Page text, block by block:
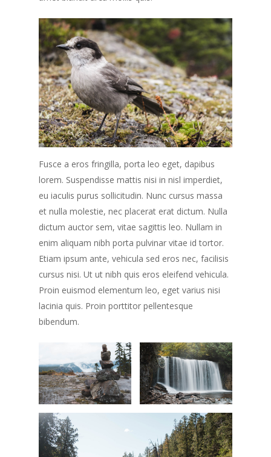
Fusce a eros fringilla, porta leo eget, dapibus
lorem. Suspendisse mattis nisi in nisl imperdiet,
eu iaculis purus sollicitudin. Nunc cursus massa
et nulla molestie, nec placerat erat dictum. Nulla
dictum auctor sem, vitae sagittis leo. Nullam in
enim aliquam nibh porta pulvinar vitae id tortor.
Etiam ipsum ante, vehicula sed eros nec, facilisis
cursus nisi. Ut ut nibh quis eros eleifend vehicula.
Proin euismod elementum leo, eget varius nisi
lacinia quis. Proin porttitor pellentesque
bibendum.
Cum funcționează
Trasee
Borne kilometrice
Întrebări frecvente
Despre Spiritul acestui
eveniment
Medalia de Finisher
Localități de
participanților
Susțineți o cauză!
Regulament
Recomandări legate
Înscriere
Info
Taxa de participare
Beneficii pentru
Formular de înscriere
(utilizatori noi)
Lista persoanelor
Participanți
Contul meu
Progresul
Localizarea
traseele naționale
Lista persoanelor
Echipe
Progresul echipelor
Localizarea echipelor
Lista echipelor
Ediții anterioare
Ediția 6 (2025)
Concept
Trasee
Ediția 5 (2024)
Concept
Trasee
Ediția 4 (2023)
Concept
Trasee
Ediția 3 (2022)
Concept
Trasee
Ediția 2 (2021)
Concept
Trasee
Ediția 1 (2020)
Concept
Corporații
Team Building
Shop
Cursa Imposibilă